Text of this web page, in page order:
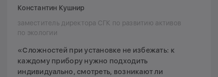
Константин Кушнир
заместитель директора СГК по развитию активов
по экологии
«Сложностей при установке не избежать: к
каждому прибору нужно подходить
индивидуально, смотреть, возникают ли